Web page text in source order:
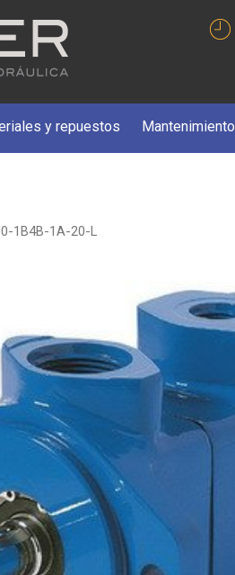
y repuestos Mantenimiento
1B4B-1A-20-L